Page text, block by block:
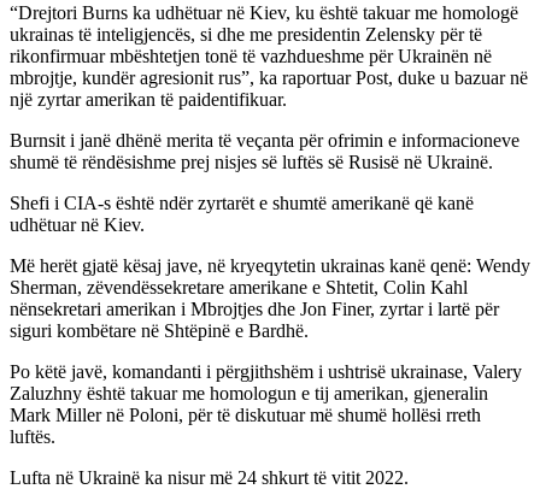
“Drejtori Burns ka udhëtuar në Kiev, ku është takuar me homologë
ukrainas të inteligjencës, si dhe me presidentin Zelensky për të
rikonfirmuar mbështetjen tonë të vazhdueshme për Ukrainën në
mbrojtje, kundër agresionit rus”, ka raportuar Post, duke u bazuar në
një zyrtar amerikan të paidentifikuar.
Burnsit i janë dhënë merita të veçanta për ofrimin e informacioneve
shumë të rëndësishme prej nisjes së luftës së Rusisë në Ukrainë.
Shefi i CIA-s është ndër zyrtarët e shumtë amerikanë që kanë
udhëtuar në Kiev.
Më herët gjatë kësaj jave, në kryeqytetin ukrainas kanë qenë: Wendy
Sherman, zëvendëssekretare amerikane e Shtetit, Colin Kahl
nënsekretari amerikan i Mbrojtjes dhe Jon Finer, zyrtar i lartë për
siguri kombëtare në Shtëpinë e Bardhë.
Po këtë javë, komandanti i përgjithshëm i ushtrisë ukrainase, Valery
Zaluzhny është takuar me homologun e tij amerikan, gjeneralin
Mark Miller në Poloni, për të diskutuar më shumë hollësi rreth
luftës.
Lufta në Ukrainë ka nisur më 24 shkurt të vitit 2022.